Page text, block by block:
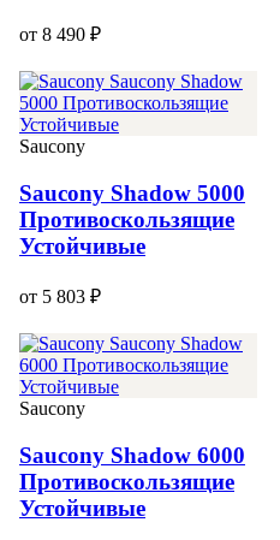
от 8 490 ₽
Saucony
Saucony Shadow 5000
Противоскользящие
Устойчивые
от 5 803 ₽
Saucony
Saucony Shadow 6000
Противоскользящие
Устойчивые